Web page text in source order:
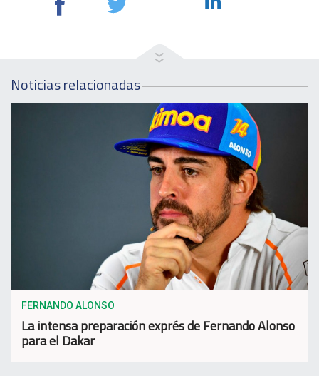
Noticias relacionadas
FERNANDO ALONSO
La intensa preparación exprés de Fernando Alonso
para el Dakar